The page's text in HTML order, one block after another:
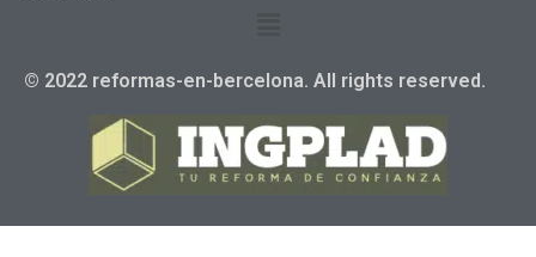
© 2022 reformas-en-bercelona. All rights reserved.